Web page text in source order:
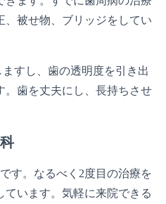
、被せ物、ブリッジをしてい
すし、歯の透明度を引き出
。歯を丈夫にし、長持ちさせ
す。なるべく2度目の治療を
ています。気軽に来院できる